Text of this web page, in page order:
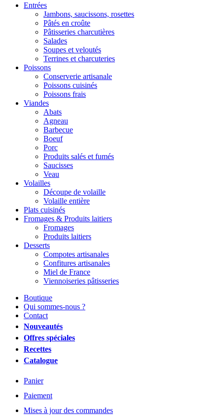
Entrées
Jambons, saucissons, rosettes
Pâtés en croûte
Pâtisseries charcutières
Salades
Soupes et veloutés
Terrines et charcuteries
Poissons
Conserverie artisanale
Poissons cuisinés
Poissons frais
Viandes
Abats
Agneau
Barbecue
Boeuf
Porc
Produits salés et fumés
Saucisses
Veau
Volailles
Découpe de volaille
Volaille entière
Plats cuisinés
Fromages & Produits laitiers
Fromages
Produits laitiers
Desserts
Compotes artisanales
Confitures artisanales
Miel de France
Viennoiseries pâtisseries
Boutique
Qui sommes-nous ?
Contact
Nouveautés
Offres spéciales
Recettes
Catalogue
Panier
Paiement
Mises à jour des commandes